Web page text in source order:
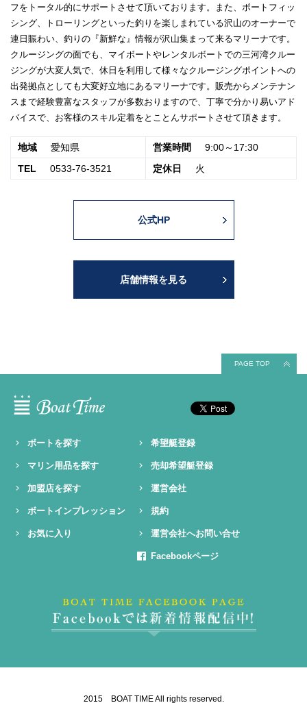
フをトータル的にサポートさせて頂いております。また、ボートフィッ
シング、トローリングといった釣りを楽しまれている沢山のオーナーで
連日賑わい、釣りの『新鮮な』情報が沢山集まって来るマリーナです。
クルージングの面でも、マイボートやレンタルボートでの三河湾クルー
ジングが大変人気で、休日を利用して様々なクルージングポイントへの
出発拠点としても大変好立地にあるマリーナです。販売からメンテナン
スまで経験豊富なスタッフが多数おりますので、丁寧で分かり易いアド
バイスで、お客様のスキル定着をとことんサポートさせて頂きます。
地域 愛知県 営業時間
9:00～17:30
TEL
0533-76-3521 定休日 火
公式HP
店舗情報を見る
PAGE TOP
ボートを探す
マリン用品を探す
加盟店を探す
ボートインプレッション
お気に入り
希望艇登録
売却希望艇登録
運営会社
規約
運営会社へお問い合せ
Facebookページ
2015 BOAT TIME All rights reserved.